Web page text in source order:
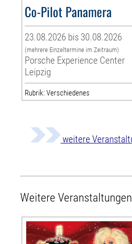
Co-Pilot Panamera
23.08.2026 bis 30.08.2026
(mehrere Einzeltermine im Zeitraum)
Porsche Experience Center
Leipzig
Rubrik: Verschiedenes
weitere
Weitere